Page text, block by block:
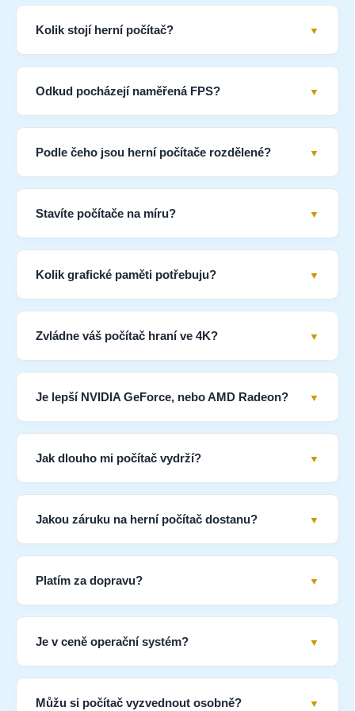
Kolik stojí herní počítač?
Odkud pocházejí naměřená FPS?
Podle čeho jsou herní počítače rozdělené?
Stavíte počítače na míru?
Kolik grafické paměti potřebuju?
Zvládne váš počítač hraní ve 4K?
Je lepší NVIDIA GeForce, nebo AMD Radeon?
Jak dlouho mi počítač vydrží?
Jakou záruku na herní počítač dostanu?
Platím za dopravu?
Je v ceně operační systém?
Můžu si počítač vyzvednout osobně?